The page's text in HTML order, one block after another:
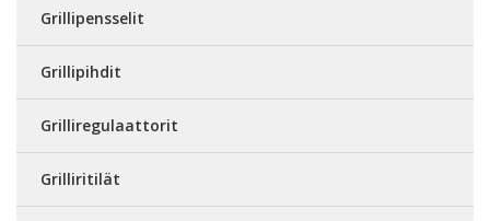
Grillipensselit
Grillipihdit
Grilliregulaattorit
Grilliritilät